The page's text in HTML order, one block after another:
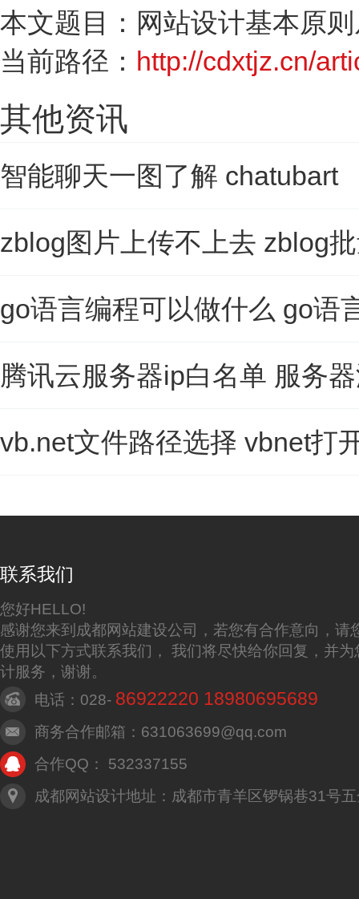
本文题目：网站设计基本原
当前路径： http://cdxtjz.cn/
其他资讯
智能聊天一图了解 chatubart
zblog图片上传不上去 zblog
go语言编程可以做什么 go语
腾讯云服务器ip白名单 服务
vb.net文件路径选择 vbnet打
联系我们
您好HELLO!
感谢您来到成都网站建设公司，若您有合作意向，请
使用以下方式联系我们， 我们将尽快给你回复，并
计服务，谢谢。
电话：028- 86922220 18980695689
商务合作邮箱：631063699@qq.com
合作QQ： 532337155
成都网站设计地址：成都市青羊区锣锅巷31号